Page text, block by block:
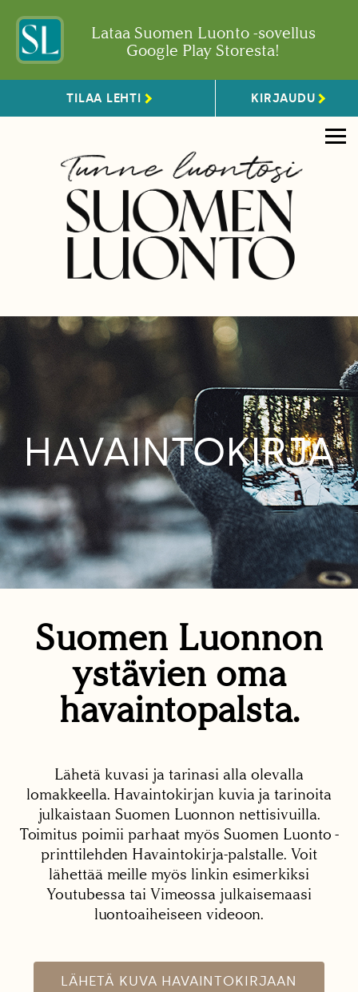
Lataa Suomen Luonto -sovellus
Google Play Storesta!
TILAA LEHTI KIRJAUDU
HAVAINTOKIRJA
Suomen Luonnon
ystävien oma
havaintopalsta.
Lähetä kuvasi ja tarinasi alla olevalla
lomakkeella. Havaintokirjan kuvia ja tarinoita
julkaistaan Suomen Luonnon nettisivuilla.
Toimitus poimii parhaat myös Suomen Luonto -
printtilehden Havaintokirja-palstalle. Voit
lähettää meille myös linkin esimerkiksi
Youtubessa tai Vimeossa julkaisemaasi
luontoaiheiseen videoon.
LÄHETÄ KUVA HAVAINTOKIRJAAN